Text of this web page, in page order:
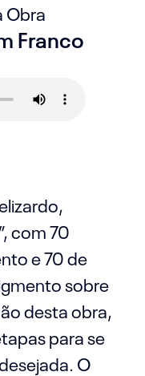
Obra
Franco
com 70
e 70 de
sobre
desta obra,
para se
O